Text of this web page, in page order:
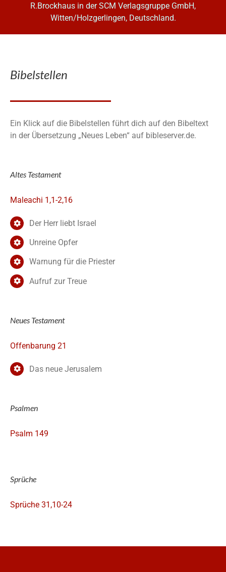
R.Brockhaus in der SCM Verlagsgruppe GmbH,
Witten/Holzgerlingen, Deutschland.
Bibelstellen
Ein Klick auf die Bibelstellen führt dich auf den Bibeltext
in der Übersetzung „Neues Leben“ auf bibleserver.de.
Altes Testament
Maleachi 1,1-2,16
Der Herr liebt Israel
Unreine Opfer
Warnung für die Priester
Aufruf zur Treue
Neues Testament
Offenbarung 21
Das neue Jerusalem
Psalmen
Psalm 149
Sprüche
Sprüche 31,10-24